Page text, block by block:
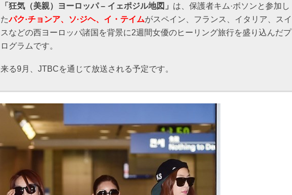
「狂気（美親）ヨーロッパ – イェポジル地図」 は、保護者キム·ボソンと参加し
たパク·チョンア、ソ·ジヘ、イ・テイムがスペイン、フランス、イタリア、スイ
スなどの西ヨーロッパ諸国を背景に2週間女優のヒーリング旅行を盛り込んだプ
ログラムです。
来る9月、JTBCを通じて放送される予定です。